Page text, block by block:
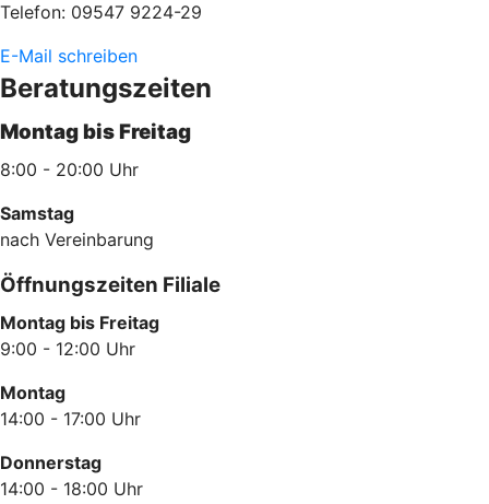
Telefon: 09547 9224-29
E-Mail schreiben
Beratungszeiten
Montag bis Freitag
8:00 - 20:00 Uhr
Samstag
nach Vereinbarung
Öffnungszeiten Filiale
Montag bis Freitag
9:00 - 12:00 Uhr
Montag
14:00 - 17:00 Uhr
Donnerstag
14:00 - 18:00 Uhr